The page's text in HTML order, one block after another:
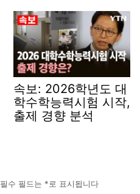
속보: 2026학년도 대
학수학능력시험 시작,
출제 경향 분석
필수 필드는 *로 표시됩니다